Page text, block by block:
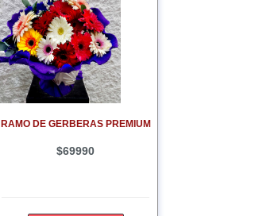
RAMO DE GERBERAS PREMIUM
$69990